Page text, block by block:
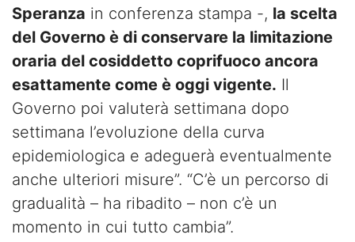
Speranza in conferenza stampa -, la scelta
del Governo è di conservare la limitazione
oraria del cosiddetto coprifuoco ancora
esattamente come è oggi vigente. Il
Governo poi valuterà settimana dopo
settimana l’evoluzione della curva
epidemiologica e adeguerà eventualmente
anche ulteriori misure”. “C’è un percorso di
gradualità – ha ribadito – non c’è un
momento in cui tutto cambia”.